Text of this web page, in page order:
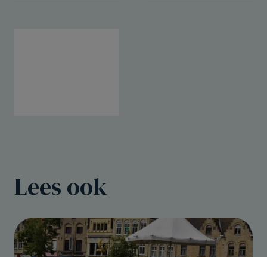
Lees ook